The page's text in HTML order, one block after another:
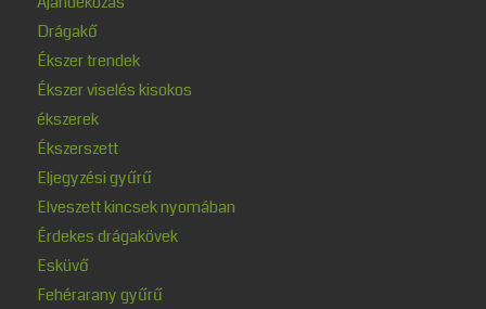
Drágakő
Ékszer trendek
Ékszer viselés kisokos
ékszerek
Ékszerszett
Eljegyzési gyűrű
Elveszett kincsek nyomában
Érdekes drágakövek
Esküvő
Fehérarany gyűrű